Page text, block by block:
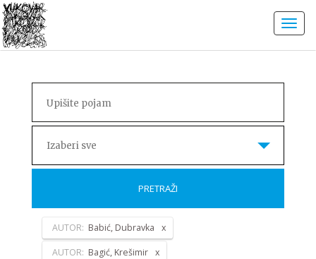
Izaberi sve
PRETRAŽI
AUTOR: Babić, Dubravka
AUTOR: Bagić, Krešimir